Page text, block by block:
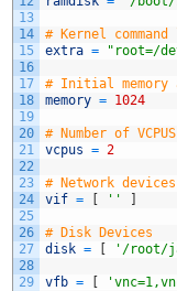
13
14
15
16
17
18
19
20
21
22
23
24
25
26
27
28
29
# Kernel
extra = "root=/
# Initial memory
memory = 1024
# Number of VCPUS
vcpus = 2
# Network devices
vif = [ '' ]
# Disk Devices
disk = [ '/root/
vfb = [